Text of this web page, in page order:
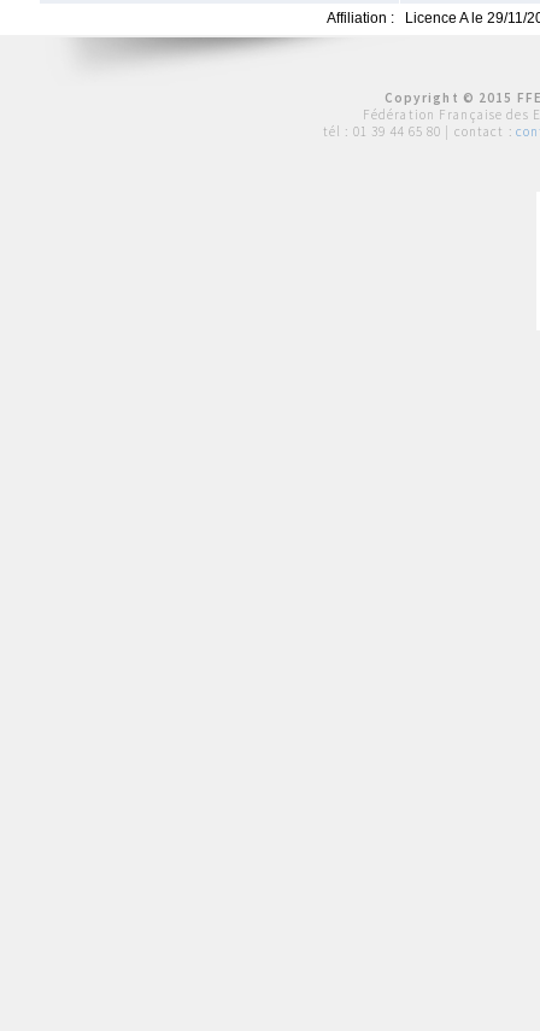
Affiliation :
Licence A le 29/11/
Copyright © 2015
Fédération Française des
tél : 01 39 44 65 80 | contact :